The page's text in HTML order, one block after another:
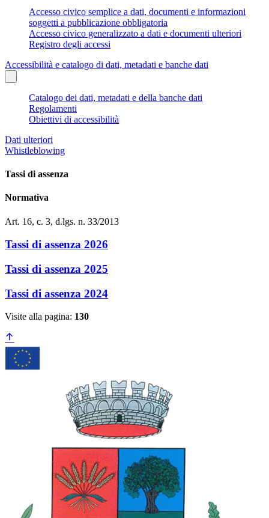
Accesso civico semplice a dati, documenti e informazioni
soggetti a pubblicazione obbligatoria
Accesso civico generalizzato a dati e documenti ulteriori
Registro degli accessi
Accessibilità e catalogo di dati, metadati e banche dati
Catalogo dei dati, metadati e della banche dati
Regolamenti
Obiettivi di accessibilità
Dati ulteriori
Whistleblowing
Tassi di assenza
Normativa
Art. 16, c. 3, d.lgs. n. 33/2013
Tassi di assenza 2026
Tassi di assenza 2025
Tassi di assenza 2024
Visite alla pagina: 130